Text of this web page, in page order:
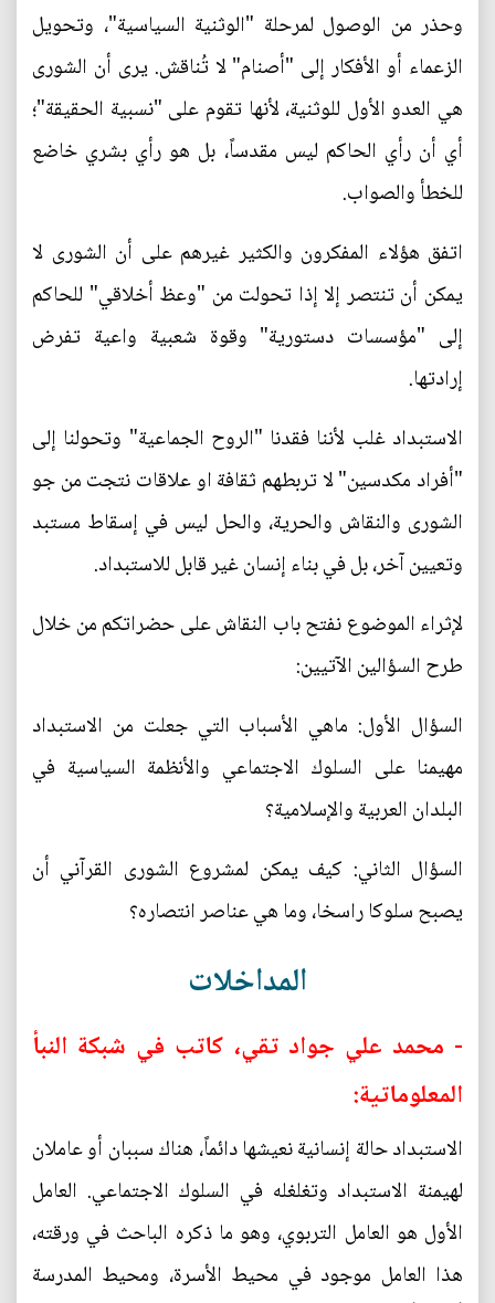
وحذر من الوصول لمرحلة "الوثنية السياسية"، وتحويل
الزعماء أو الأفكار إلى "أصنام" لا تُناقش. يرى أن الشورى
هي العدو الأول للوثنية، لأنها تقوم على "نسبية الحقيقة"؛
أي أن رأي الحاكم ليس مقدساً، بل هو رأي بشري خاضع
للخطأ والصواب.
اتفق هؤلاء المفكرون والكثير غيرهم على أن الشورى لا
يمكن أن تنتصر إلا إذا تحولت من "وعظ أخلاقي" للحاكم
إلى "مؤسسات دستورية" وقوة شعبية واعية تفرض
إرادتها.
الاستبداد غلب لأننا فقدنا "الروح الجماعية" وتحولنا إلى
"أفراد مكدسين" لا تربطهم ثقافة او علاقات نتجت من جو
الشورى والنقاش والحرية، والحل ليس في إسقاط مستبد
وتعيين آخر، بل في بناء إنسان غير قابل للاستبداد.
لإثراء الموضوع نفتح باب النقاش على حضراتكم من خلال
طرح السؤالين الآتيين:
السؤال الأول: ماهي الأسباب التي جعلت من الاستبداد
مهيمنا على السلوك الاجتماعي والأنظمة السياسية في
البلدان العربية والإسلامية؟
السؤال الثاني: كيف يمكن لمشروع الشورى القرآني أن
يصبح سلوكا راسخا، وما هي عناصر انتصاره؟
المداخلات
- محمد علي جواد تقي، كاتب في شبكة النبأ
المعلوماتية:
الاستبداد حالة إنسانية نعيشها دائماً، هناك سببان أو عاملان
لهيمنة الاستبداد وتغلغله في السلوك الاجتماعي. العامل
الأول هو العامل التربوي، وهو ما ذكره الباحث في ورقته،
هذا العامل موجود في محيط الأسرة، ومحيط المدرسة